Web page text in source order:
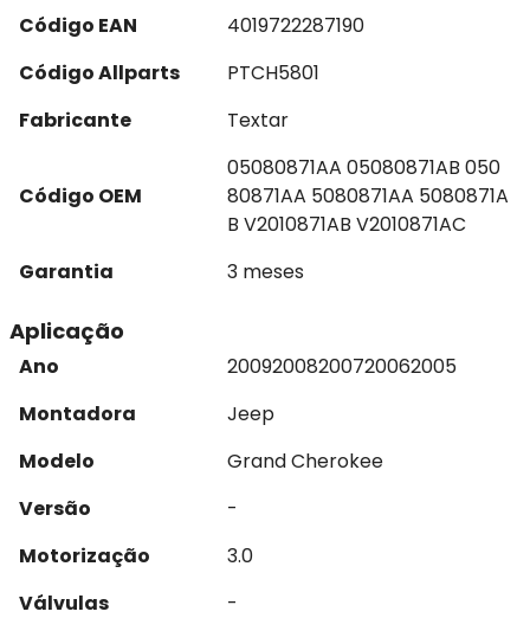
Código EAN
4019722287190
Código Allparts
PTCH5801
Fabricante
Textar
Código OEM
05080871AA 05080871AB 050
80871AA 5080871AA 5080871A
B V2010871AB V2010871AC
Garantia
3 meses
Aplicação
Ano 20092008200720062005
Montadora
Jeep
Modelo
Grand Cherokee
Versão
-
Motorização
3.0
Válvulas
-